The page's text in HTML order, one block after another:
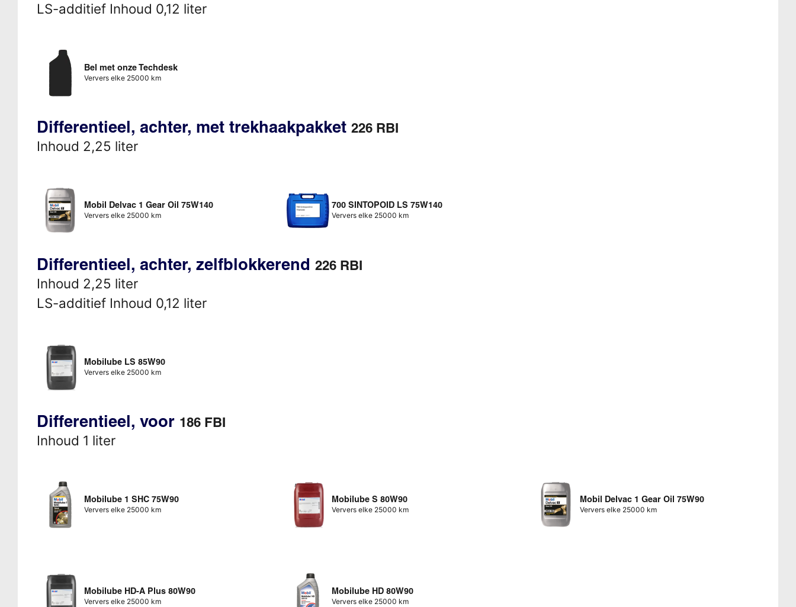
LS-additief Inhoud 0,12 liter
Bel met onze Techdesk
Ververs elke 25000 km
Differentieel, achter, met trekhaakpakket 226 RBI
Inhoud 2,25 liter
Mobil Delvac 1 Gear Oil 75W140
Ververs elke 25000 km
700 SINTOPOID LS 75W140
Ververs elke 25000 km
Differentieel, achter, zelfblokkerend 226 RBI
Inhoud 2,25 liter
LS-additief Inhoud 0,12 liter
Mobilube LS 85W90
Ververs elke 25000 km
Differentieel, voor 186 FBI
Inhoud 1 liter
Mobilube 1 SHC 75W90
Ververs elke 25000 km
Mobilube S 80W90
Ververs elke 25000 km
Mobil Delvac 1 Gear Oil 75W90
Ververs elke 25000 km
Mobilube HD-A Plus 80W90
Ververs elke 25000 km
Mobilube HD 80W90
Ververs elke 25000 km